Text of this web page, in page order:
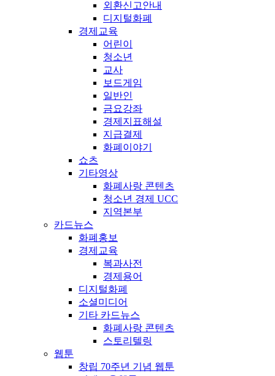
외환신고안내
디지털화폐
경제교육
어린이
청소년
교사
보드게임
일반인
금요강좌
경제지표해설
지급결제
화폐이야기
쇼츠
기타영상
화폐사랑 콘텐츠
청소년 경제 UCC
지역본부
카드뉴스
화폐홍보
경제교육
복과사전
경제용어
디지털화폐
소셜미디어
기타 카드뉴스
화폐사랑 콘텐츠
스토리텔링
웹툰
창립 70주년 기념 웹툰